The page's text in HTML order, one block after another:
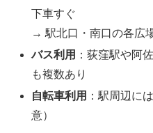
下車すぐ
→ 駅北口・南口の各広
バス利用 ：荻窪駅や阿
も複数あり
自転車利用 ：駅周辺に
意）